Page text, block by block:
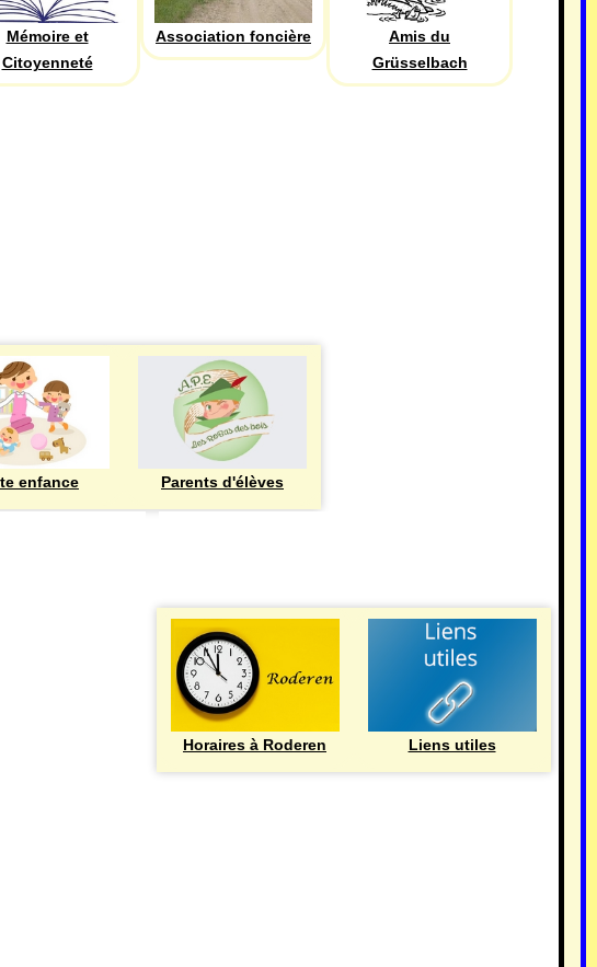
Mémoire et
Citoyenneté
Association foncière
Amis du
Grüsselbach
enfance Parents d'élèves
Horaires à Roderen Liens utiles